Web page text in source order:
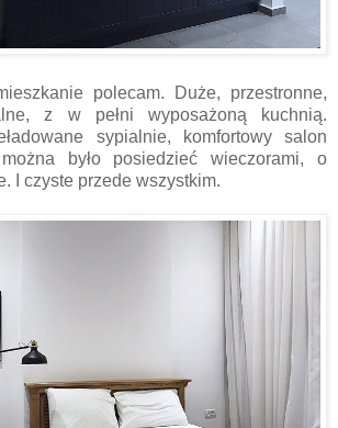
polecam. Duże, przestronne,
z w pełni wyposażoną kuchnią.
sypialnie, komfortowy salon
było posiedzieć wieczorami, o
I czyste przede wszystkim.